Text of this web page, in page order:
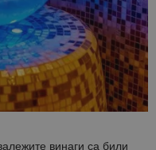
винаги са били